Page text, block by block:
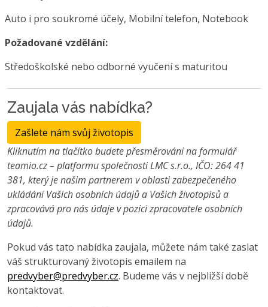
Auto i pro soukromé účely, Mobilní telefon, Notebook
Požadované vzdělání:
Středoškolské nebo odborné vyučení s maturitou
Zaujala vás nabídka?
Zašlete nám svůj životopis
Kliknutím na tlačítko budete přesměrováni na formulář
teamio.cz – platformu společnosti LMC s.r.o., IČO: 264 41
381, který je našim partnerem v oblasti zabezpečeného
ukládání Vašich osobních údajů a Vašich životopisů a
zpracovává pro nás údaje v pozici zpracovatele osobních
údajů.
Pokud vás tato nabídka zaujala, můžete nám také zaslat
váš strukturovaný životopis emailem na
predvyber@predvyber.cz. Budeme vás v nejbližší době
kontaktovat.